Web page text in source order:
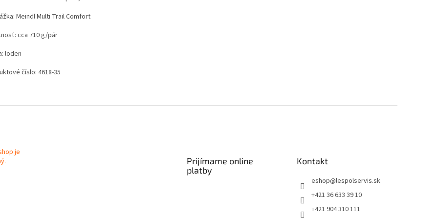
Meindl Multi Trail Comfort
cca 710 g/pár
loden
číslo: 4618-35
Prijímame online
platby
Kontakt
eshop@lespolservis.sk
+421 36 633 39 10
+421 904 310 111